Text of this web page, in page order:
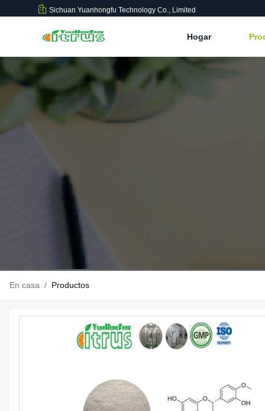
Sichuan Yuanhongfu Technology Co., Limited
Hogar
En casa / Productos